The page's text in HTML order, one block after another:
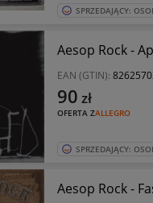
SPRZEDAJĄCY:
Aesop Rock -
EAN (GTIN):
OFERTA ZALLEGRO
90 zł
SPRZEDAJĄCY:
Aesop Rock -